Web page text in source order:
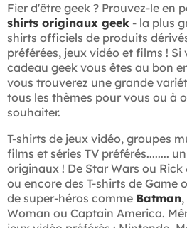
Fier d'être geek ? Prouvez-le en
shirts originaux geek - la plus
shirts officiels de produits
préférées, jeux vidéo et films ! Si
cadeau geek vous êtes au bon
vous trouverez une grande
tous les thèmes pour vous ou à
souhaiter.
T-shirts de jeux vidéo, groupes
films et séries TV préférés........
originaux ! De Star Wars ou
ou encore des T-shirts de Game
de super-héros comme Batman
Woman ou Captain America.